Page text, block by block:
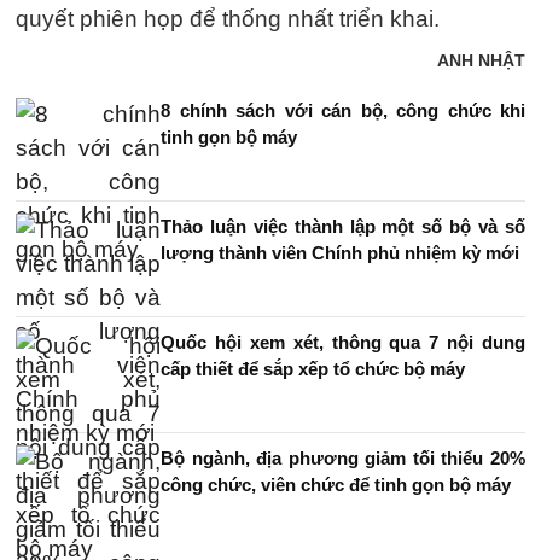
quyết phiên họp để thống nhất triển khai.
ANH NHẬT
8 chính sách với cán bộ, công chức khi
tinh gọn bộ máy
Thảo luận việc thành lập một số bộ và số
lượng thành viên Chính phủ nhiệm kỳ mới
Quốc hội xem xét, thông qua 7 nội dung
cấp thiết để sắp xếp tổ chức bộ máy
Bộ ngành, địa phương giảm tối thiểu 20%
công chức, viên chức để tinh gọn bộ máy